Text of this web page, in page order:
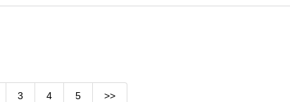
3 4 5 >>